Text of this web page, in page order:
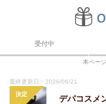
受付中
本ペー
最終更新日：2026/06/21
決定
デパコスメ